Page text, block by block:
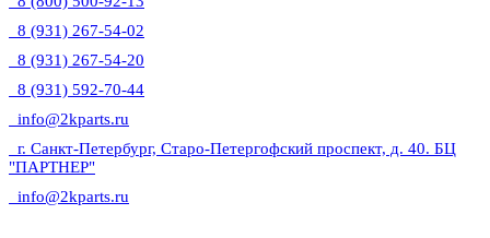
8 (931) 267-54-02
8 (931) 267-54-20
8 (931) 592-70-44
info@2kparts.ru
г. Санкт-Петербург, Старо-Петергофский проспект, д. 40. БЦ
"ПАРТНЕР"
info@2kparts.ru